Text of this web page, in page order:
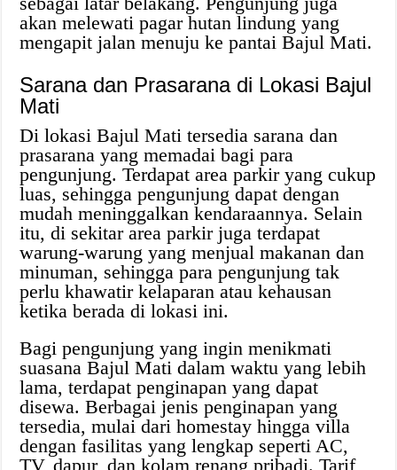
akan melewati pagar hutan lindung yang
mengapit jalan menuju ke pantai Bajul Mati.
Sarana dan Prasarana di Lokasi Bajul
Mati
Di lokasi Bajul Mati tersedia sarana dan
prasarana yang memadai bagi para
pengunjung. Terdapat area parkir yang cukup
luas, sehingga pengunjung dapat dengan
mudah meninggalkan kendaraannya. Selain
itu, di sekitar area parkir juga terdapat
warung-warung yang menjual makanan dan
minuman, sehingga para pengunjung tak
perlu khawatir kelaparan atau kehausan
ketika berada di lokasi ini.
Bagi pengunjung yang ingin menikmati
suasana Bajul Mati dalam waktu yang lebih
lama, terdapat penginapan yang dapat
disewa. Berbagai jenis penginapan yang
tersedia, mulai dari homestay hingga villa
dengan fasilitas yang lengkap seperti AC,
TV, dapur, dan kolam renang pribadi. Tarif